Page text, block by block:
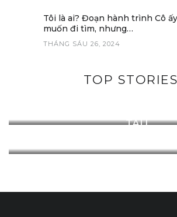
Tôi là ai? Đoạn hành trình Cô
muốn đi tìm, nhưng…
THÁNG SÁU 26, 2024
TOP STORIES
CAFE THÚ CƯNG Ở THẢO
TÀU